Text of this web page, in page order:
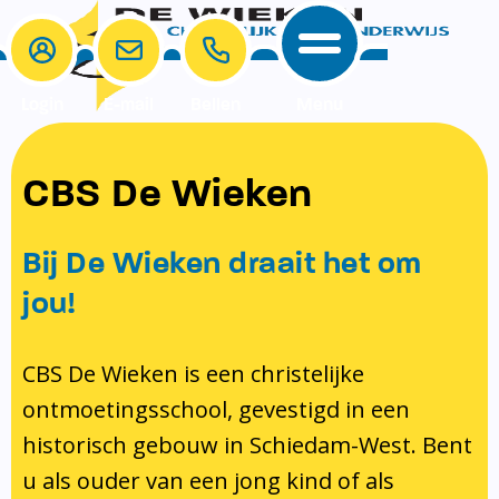
School
School
Onze visie rondom christelijke
identiteit
Pedagogisch klimaat en veiligheid
Bibliotheek
Ondersteuning
Ouders
MR & GMR
Aanmelden nieuwe leerling
Verlof aanvragen
Bibliotheek op school
Te weinig geld?
Contact
E-mail
CBS De Wieken
Bij De Wieken draait het om
jou!
CBS De Wieken is een christelijke
ontmoetingsschool, gevestigd in een
historisch gebouw in Schiedam-West. Bent
u als ouder van een jong kind of als